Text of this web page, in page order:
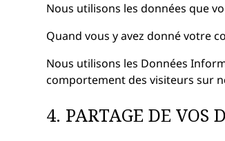
Nous utilisons les données que
Quand vous y avez donné votre
Nous utilisons les Données
comportement des visiteurs sur
4. PARTAGE DE VOS